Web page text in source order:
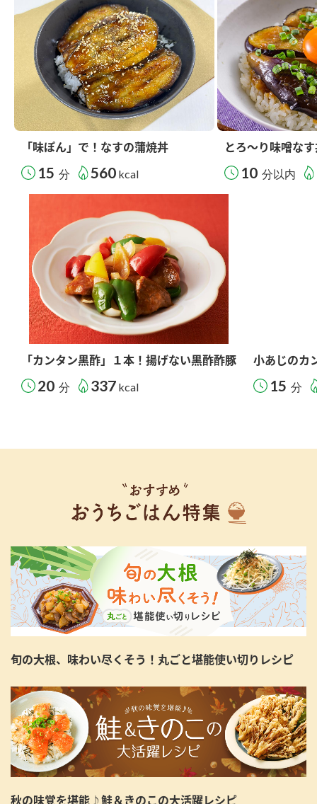
「味ぽん」で！なすの蒲焼丼
15 分 560 kcal
とろ～り味噌な
10 分以内
「カンタン黒酢」１本！揚げない黒酢酢豚
20 分 337 kcal
小あじのカ
15 分
旬の大根、味わい尽くそう！丸ごと堪能使い切りレシピ
秋の味覚を堪能♪鮭＆きのこの大活躍レシピ